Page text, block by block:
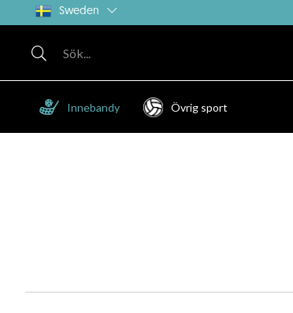
Sweden
Innebandy Övrig sport